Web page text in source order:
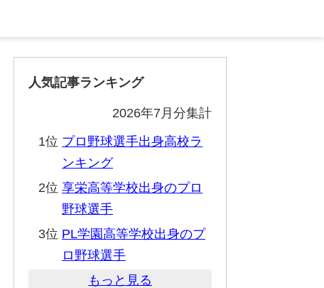
人気記事ランキング
2026年7月分集計
1位 プロ野球選手出身高校ラ
ンキング
2位 享栄高等学校出身のプロ
野球選手
3位 PL学園高等学校出身のプ
ロ野球選手
もっと見る